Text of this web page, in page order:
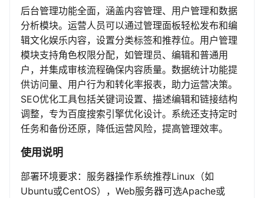
后台管理功能全面，涵盖内容管理、用户管理和数据
分析模块。运营人员可以通过管理面板轻松发布和编
辑文化娱乐内容，设置分类标签和推荐位。用户管理
模块支持角色权限分配，如管理员、编辑和普通用
户，并集成审核流程确保内容质量。数据统计功能提
供访问量、用户行为和转化率报表，助力运营决策。
SEO优化工具包括关键词设置、描述编辑和链接结构
调整，专为百度搜索引擎优化设计。系统还支持定时
任务和备份还原，降低运营风险，提高管理效率。
使用说明
部署环境要求：服务器操作系统推荐Linux（如
Ubuntu或CentOS），Web服务器可选Apache或